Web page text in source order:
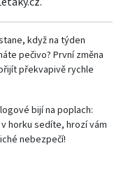
když na týden
pečivo? První změna
překvapivě rychle
bijí na poplach:
horku sedíte, hrozí vám
nebezpečí!